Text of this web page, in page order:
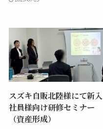
スズキ自販北陸様にて新入
社員様向け研修セミナー
（資産形成）